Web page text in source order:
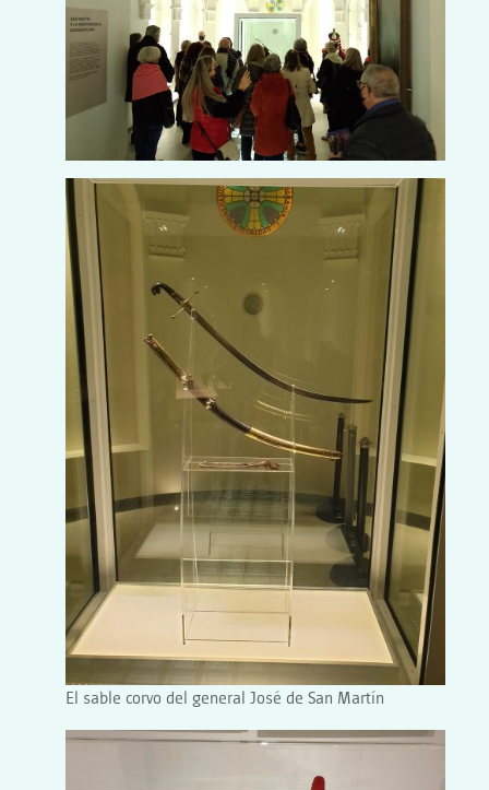
El sable corvo del general José de San Martín